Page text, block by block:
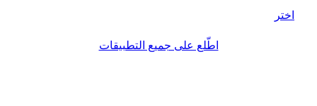
اختر
اطّلع على جميع التطبيقات